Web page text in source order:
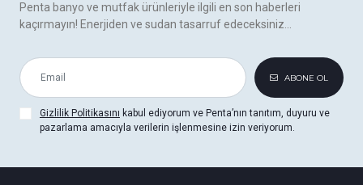
Penta banyo ve mutfak ürünleriyle ilgili en son haberleri
kaçırmayın! Enerjiden ve sudan tasarruf edeceksiniz...
ABONE OL
Gizlilik Politikasını kabul ediyorum ve Penta’nın tanıtım, duyuru ve
pazarlama amacıyla verilerin işlenmesine izin veriyorum.